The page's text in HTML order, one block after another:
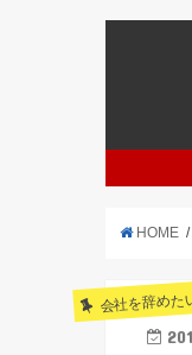
HOME
会社を辞めた